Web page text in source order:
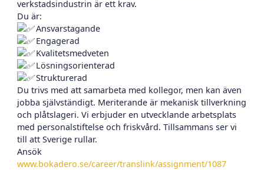
verkstadsindustrin är ett krav.
Du är:
Ansvarstagande
Engagerad
Kvalitetsmedveten
Lösningsorienterad
Strukturerad
Du trivs med att samarbeta med kollegor, men kan även
jobba självständigt. Meriterande är mekanisk tillverkning
och plåtslageri. Vi erbjuder en utvecklande arbetsplats
med personalstiftelse och friskvård. Tillsammans ser vi
till att Sverige rullar.
Ansök
www.bokadero.se/career/translink/assignment/1087